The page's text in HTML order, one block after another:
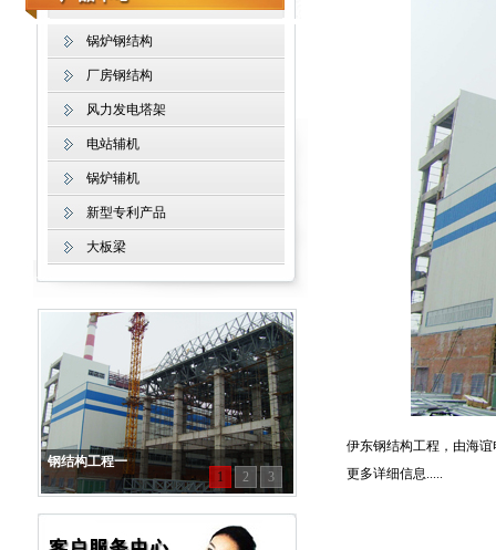
锅炉钢结构
厂房钢结构
风力发电塔架
电站辅机
锅炉辅机
新型专利产品
大板梁
钢结构工程一
1
2 3
伊东钢结构工程，由海
更多详细信息.....